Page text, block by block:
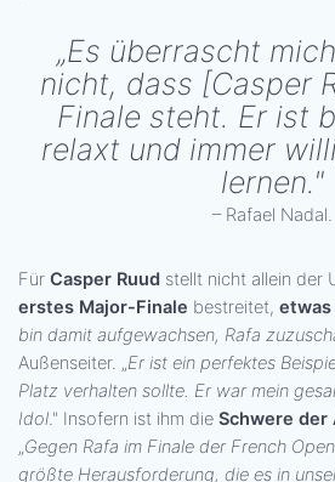
„Es überrascht
nicht, dass [Casper
Finale steht. Er ist
relaxt und immer
lernen."
– Rafael Nadal.
Für Casper Ruud stellt nicht allein der
erstes Major-Finale bestreitet, etwas
bin damit aufgewachsen, Rafa
Außenseiter. „Er ist ein perfektes
Platz verhalten sollte. Er war mein
Idol." Insofern ist ihm die Schwere der
„Gegen Rafa im Finale der French
größte Herausforderung, die es in